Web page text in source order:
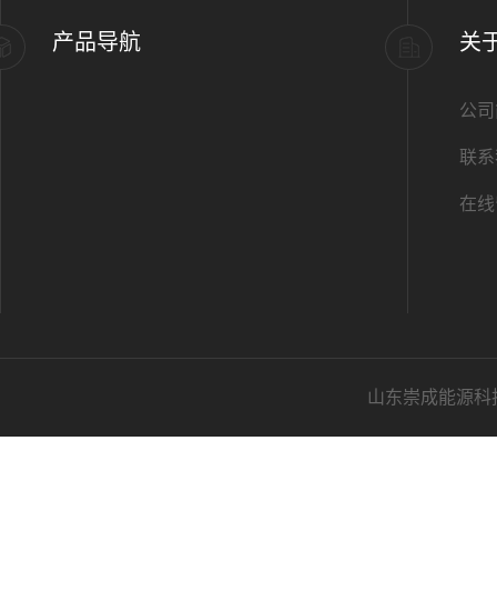
产品导航 关
公
联
在
山东崇成能源